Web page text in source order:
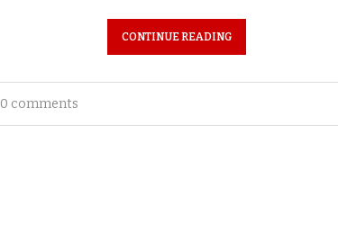
CONTINUE READING
0 comments